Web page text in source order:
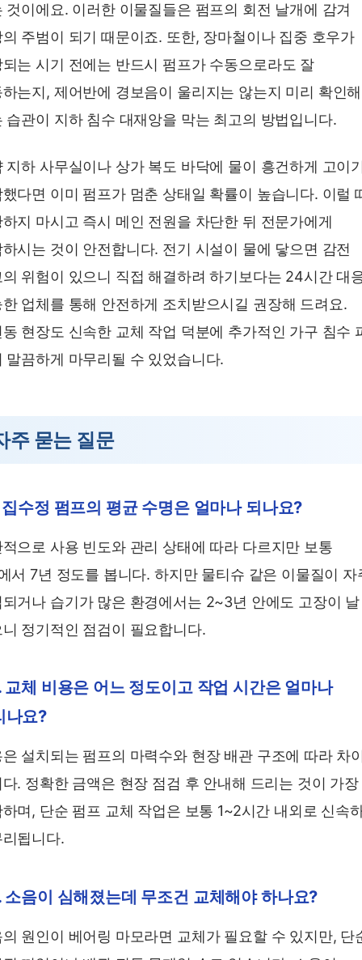
것이에요. 이러한 이물질들은 펌프의 회전 날개에 감겨
주범이 되기 때문이죠. 또한, 장마철이나 집중 호우가
는 시기 전에는 반드시 펌프가 수동으로라도 잘
는지, 제어반에 경보음이 울리지는 않는지 미리 확인해
습관이 지하 침수 대재앙을 막는 최고의 방법입니다.
지하 사무실이나 상가 복도 바닥에 물이 흥건하게 고이
다면 이미 펌프가 멈춘 상태일 확률이 높습니다. 이럴
지 마시고 즉시 메인 전원을 차단한 뒤 전문가에게
시는 것이 안전합니다. 전기 시설이 물에 닿으면 감전
위험이 있으니 직접 해결하려 하기보다는 24시간 대
업체를 통해 안전하게 조치받으시길 권장해 드려요.
현장도 신속한 교체 작업 덕분에 추가적인 가구 침수
말끔하게 마무리될 수 있었습니다.
주 묻는 질문
수정 펌프의 평균 수명은 얼마나 되나요?
으로 사용 빈도와 관리 상태에 따라 다르지만 보통
서 7년 정도를 봅니다. 하지만 물티슈 같은 이물질이 자
거나 습기가 많은 환경에서는 2~3년 안에도 고장이
정기적인 점검이 필요합니다.
교체 비용은 어느 정도이고 작업 시간은 얼마나
나요?
설치되는 펌프의 마력수와 현장 배관 구조에 따라 차
. 정확한 금액은 현장 점검 후 안내해 드리는 것이 가장
며, 단순 펌프 교체 작업은 보통 1~2시간 내외로 신속
됩니다.
소음이 심해졌는데 무조건 교체해야 하나요?
원인이 베어링 마모라면 교체가 필요할 수 있지만, 단